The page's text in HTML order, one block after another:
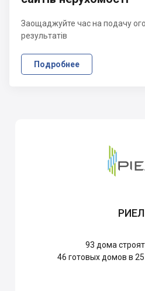
Заощаджуйте час на подачу
результатів
Подробнее
РИЕЛ
93 дома
46 готовых домов в